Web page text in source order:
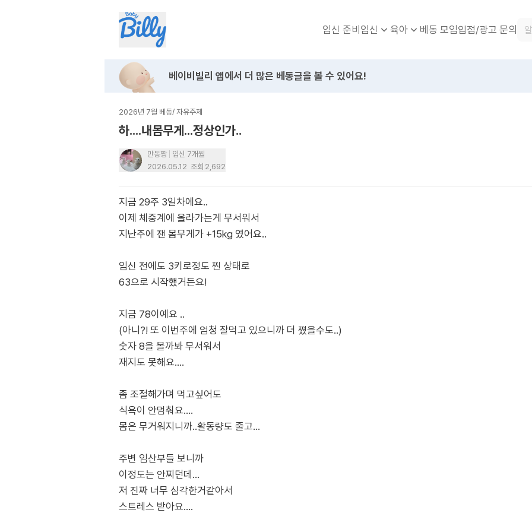
임신 준비임신 육아 베동 모임입점/광고 문의
베이비빌리 앱에서 더 많은 베동글을 볼 수 있어요!
2026년 7월 베동/ 자유주제
하....내몸무게...정상인가..
만동짱
임신 7개월
2026.05.12 조회 2,692
지금 29주 3일차에요..
이제 체중계에 올라가는게 무서워서
지난주에 잰 몸무게가 +15kg 였어요..
임신 전에도 3키로정도 찐 상태로
63으로 시작했거든요!
지금 78이예요 ..
(아니?! 또 이번주에 엄청 잘먹고 있으니까 더 쪘을수도..)
숫자 8을 볼까봐 무서워서
재지도 못해요....
좀 조절해가며 먹고싶어도
식욕이 안멈춰요....
몸은 무거워지니까..활동량도 줄고...
주변 임산부들 보니까
이정도는 안찌던데...
저 진짜 너무 심각한거같아서
스트레스 받아요....